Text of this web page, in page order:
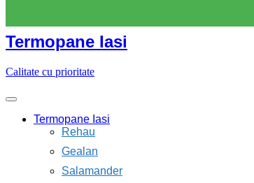
content
Termopane Iasi
Calitate cu prioritate
Termopane Iasi
Rehau
Gealan
Salamander